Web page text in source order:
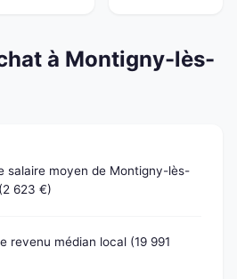
à Montigny-lès-
salaire moyen de Montigny-lès-
623 €)
revenu médian local (19 991